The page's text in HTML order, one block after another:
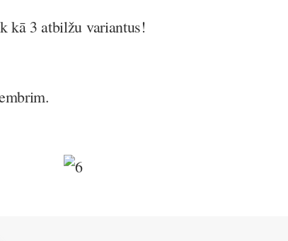
kā 3 atbilžu variantus!